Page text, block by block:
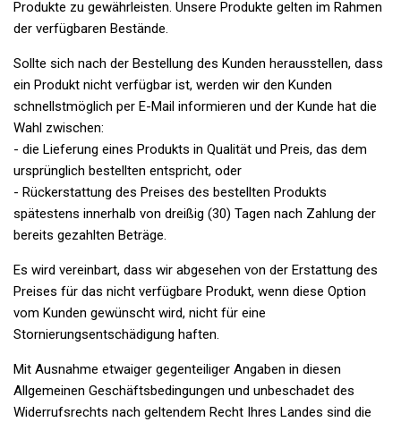
Produkte zu gewährleisten. Unsere Produkte gelten im Rahmen
der verfügbaren Bestände.
Sollte sich nach der Bestellung des Kunden herausstellen, dass
ein Produkt nicht verfügbar ist, werden wir den Kunden
schnellstmöglich per E-Mail informieren und der Kunde hat die
Wahl zwischen:
- die Lieferung eines Produkts in Qualität und Preis, das dem
ursprünglich bestellten entspricht, oder
- Rückerstattung des Preises des bestellten Produkts
spätestens innerhalb von dreißig (30) Tagen nach Zahlung der
bereits gezahlten Beträge.
Es wird vereinbart, dass wir abgesehen von der Erstattung des
Preises für das nicht verfügbare Produkt, wenn diese Option
vom Kunden gewünscht wird, nicht für eine
Stornierungsentschädigung haften.
Mit Ausnahme etwaiger gegenteiliger Angaben in diesen
Allgemeinen Geschäftsbedingungen und unbeschadet des
Widerrufsrechts nach geltendem Recht Ihres Landes sind die